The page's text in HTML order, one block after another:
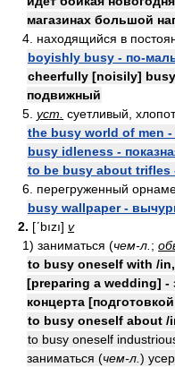
магазинах большой
4. находящийся в
boyishly busy - по-
cheerfully [noisily]
подвижный
5. уст. суетливый,
the busy world of men
busy idleness -
to be busy about trifles
6. перегруженный
busy wallpaper -
2. [ʹbızı] v
1) заниматься (чем-л. ;
to busy oneself with /
[preparing a wedding] -
концерта
to busy oneself about /
to busy oneself
заниматься (чем-л. )